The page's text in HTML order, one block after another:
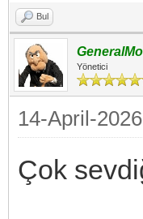
Bul
Yönetici
14-April-
Çok